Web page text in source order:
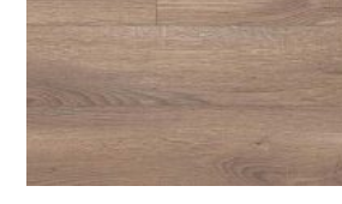
DODAJ U KOŠARICU